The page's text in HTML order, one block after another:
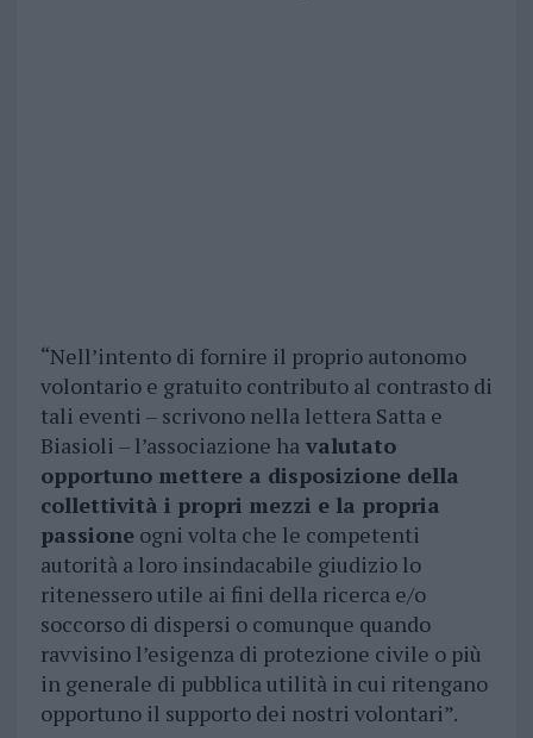
“Nell’intento di fornire il proprio autonomo
volontario e gratuito contributo al contrasto di
tali eventi – scrivono nella lettera Satta e
Biasioli – l’associazione havalutato
opportuno mettere a disposizione della
collettività i propri mezzi e la propria
passioneogni volta che le competenti
autorità a loro insindacabile giudizio lo
ritenessero utile ai fini della ricerca e/o
soccorso di dispersi o comunque quando
ravvisino l’esigenza di protezione civile o più
in generale di pubblica utilità in cui ritengano
opportuno il supporto dei nostri volontari”.